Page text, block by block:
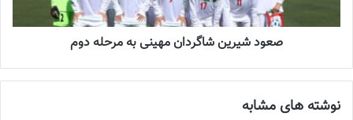
باقری نسب، فاطمه پازوکی از تهران
راحیل جعفری از فارس
غزل مرشدی و فاطمه پسندیده از کرمانشاه
صعود شیرین شاگردان مهینی به مرحله دوم
نوشته های مشابه